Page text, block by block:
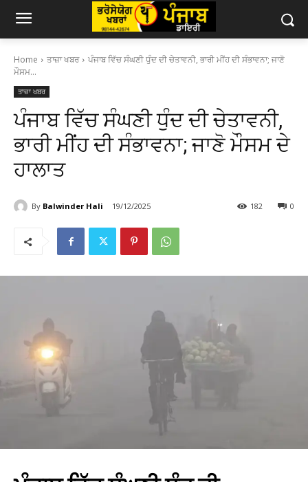
Home ਤਾਜ਼ਾ ਖਬਰ
ਪੰਜਾਬ ਵਿੱਚ ਸੰਘਣੀ ਧੁੰਦ ਦੀ ਚੇਤਾਵਨੀ, ਭਾਰੀ ਮੀਂਹ ਦੀ ਸੰਭਾਵਨਾ; ਜਾਣੋ
ਮੌਸਮ...
ਤਾਜ਼ਾ ਖਬਰ
ਪੰਜਾਬ ਵਿੱਚ ਸੰਘਣੀ ਧੁੰਦ ਦੀ ਚੇਤਾਵਨੀ,
ਭਾਰੀ ਮੀਂਹ ਦੀ ਸੰਭਾਵਨਾ; ਜਾਣੋ ਮੌਸਮ ਦੇ
ਹਾਲਾਤ
By Balwinder Hali 19/12/2025 0
182